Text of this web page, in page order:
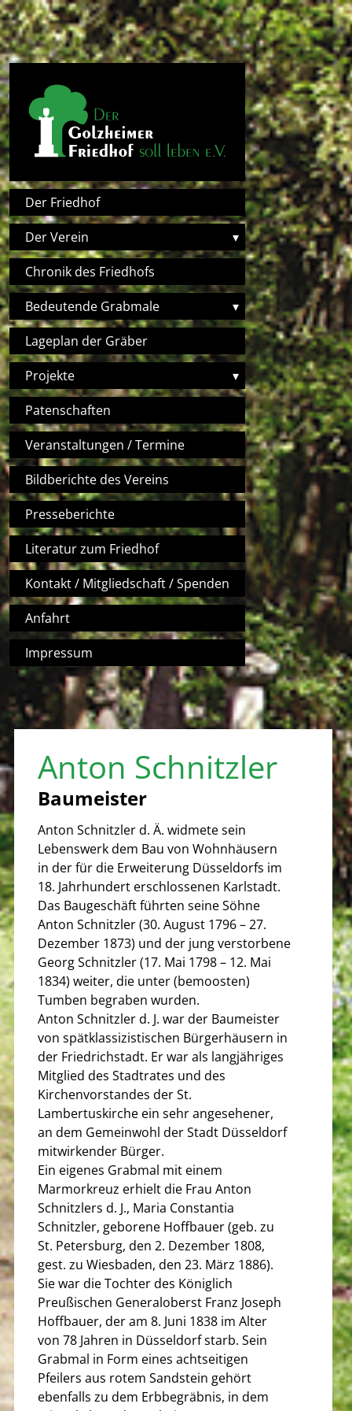
Direkt zum Inhalt
Hauptnavigation
Der Friedhof
Der Verein
▾
Chronik des Friedhofs
Bedeutende Grabmale
▾
Lageplan der Gräber
Projekte
▾
Patenschaften
Veranstaltungen / Termine
Bildberichte des Vereins
Presseberichte
Literatur zum Friedhof
Kontakt / Mitgliedschaft / Spenden
Anfahrt
Impressum
Anton Schnitzler
Baumeister
Anton Schnitzler d. Ä. widmete sein
Lebenswerk dem Bau von Wohnhäusern
in der für die Erweiterung Düsseldorfs im
18. Jahrhundert erschlossenen Karlstadt.
Das Baugeschäft führten seine Söhne
Anton Schnitzler (30. August 1796 – 27.
Dezember 1873) und der jung verstorbene
Georg Schnitzler (17. Mai 1798 – 12. Mai
1834) weiter, die unter (bemoosten)
Tumben begraben wurden.
Anton Schnitzler d. J. war der Baumeister
von spätklassizistischen Bürgerhäusern in
der Friedrichstadt. Er war als langjähriges
Mitglied des Stadtrates und des
Kirchenvorstandes der St.
Lambertuskirche ein sehr angesehener,
an dem Gemeinwohl der Stadt Düsseldorf
mitwirkender Bürger.
Ein eigenes Grabmal mit einem
Marmorkreuz erhielt die Frau Anton
Schnitzlers d. J., Maria Constantia
Schnitzler, geborene Hoffbauer (geb. zu
St. Petersburg, den 2. Dezember 1808,
gest. zu Wiesbaden, den 23. März 1886).
Sie war die Tochter des Königlich
Preußischen Generaloberst Franz Joseph
Hoffbauer, der am 8. Juni 1838 im Alter
von 78 Jahren in Düsseldorf starb. Sein
Grabmal in Form eines achtseitigen
Pfeilers aus rotem Sandstein gehört
ebenfalls zu dem Erbbegräbnis, in dem